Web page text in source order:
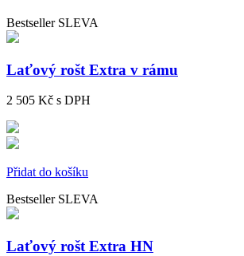
Bestseller SLEVA
Laťový rošt Extra v rámu
2 505 Kč s DPH
Přidat do košíku
Bestseller SLEVA
Laťový rošt Extra HN